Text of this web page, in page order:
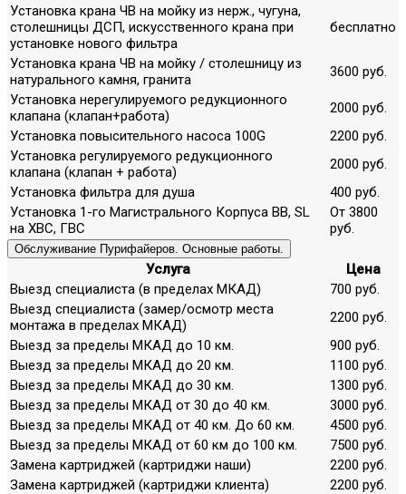
Установка крана ЧВ на мойку из нерж., чугуна,
столешницы ДСП, искусственного крана при
установке нового фильтра
бесплатно
Установка крана ЧВ на мойку / столешницу из
натурального камня, гранита
3600 руб.
Установка нерегулируемого редукционного
клапана (клапан+работа)
2000 руб.
Установка повысительного насоса 100G
2200 руб.
Установка регулируемого редукционного
клапана (клапан + работа)
2000 руб.
Установка фильтра для душа
400 руб.
Установка 1-го Магистрального Корпуса ВВ, SL
на ХВС, ГВС
От 3800
руб.
Обслуживание Пурифайеров. Основные работы.
Услуга
Цена
Выезд специалиста (в пределах МКАД)
700 руб.
Выезд специалиста (замер/осмотр места
монтажа в пределах МКАД)
2200 руб.
Выезд за пределы МКАД до 10 км.
900 руб.
Выезд за пределы МКАД до 20 км.
1100 руб.
Выезд за пределы МКАД до 30 км.
1300 руб.
Выезд за пределы МКАД от 30 до 40 км.
3000 руб.
Выезд за пределы МКАД от 40 км. До 60 км.
4500 руб.
Выезд за пределы МКАД от 60 км до 100 км.
7500 руб.
Замена картриджей (картриджи наши)
2200 руб.
Замена картриджей (картриджи клиента)
2200 руб.